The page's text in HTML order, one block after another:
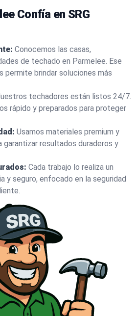
Confía en SRG
Conocemos las casas,
de techado en Parmelee. Ese
permite brindar soluciones más
techadores están listos 24/7.
rápido y preparados para proteger
Usamos materiales premium y
garantizar resultados duraderos y
Cada trabajo lo realiza un
y seguro, enfocado en la seguridad